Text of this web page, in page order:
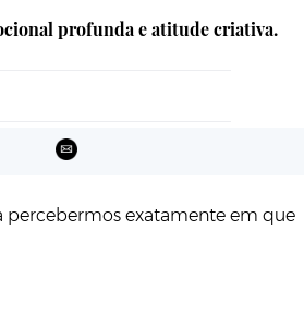
profunda e atitude criativa.
percebermos exatamente em que